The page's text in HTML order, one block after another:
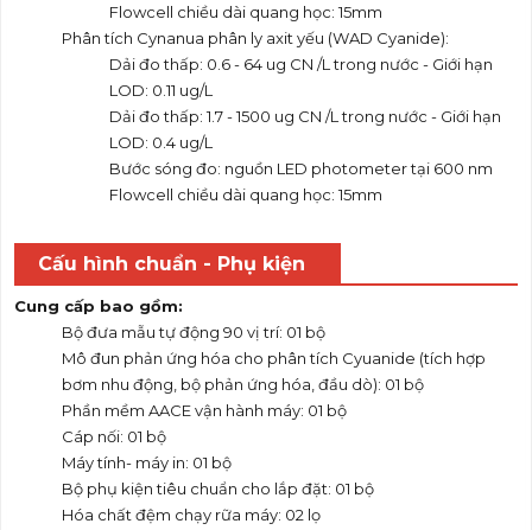
Flowcell chiều dài quang học: 15mm
Phân tích Cynanua phân ly axit yếu (WAD Cyanide):
Dải đo thấp: 0.6 - 64 ug CN /L trong nước - Giới hạn
LOD: 0.11 ug/L
Dải đo thấp: 1.7 - 1500 ug CN /L trong nước - Giới hạn
LOD: 0.4 ug/L
Bước sóng đo: nguồn LED photometer tại 600 nm
Flowcell chiều dài quang học: 15mm
Cấu hình chuẩn - Phụ kiện
Cung cấp bao gồm:
Bộ đưa mẫu tự động 90 vị trí: 01 bộ
Mô đun phản ứng hóa cho phân tích Cyuanide (tích hợp
bơm nhu động, bộ phản ứng hóa, đầu dò): 01 bộ
Phần mềm AACE vận hành máy: 01 bộ
Cáp nối: 01 bộ
Máy tính- máy in: 01 bộ
Bộ phụ kiện tiêu chuẩn cho lắp đặt: 01 bộ
Hóa chất đệm chạy rữa máy: 02 lọ